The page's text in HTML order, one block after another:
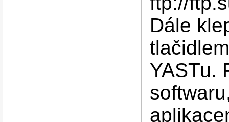
Dále
YASTu.